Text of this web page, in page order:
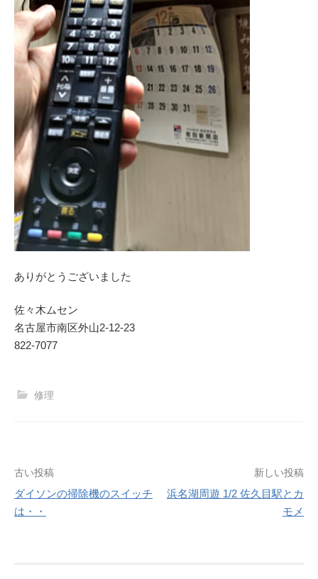
ありがとうございました
佐々木ムセン
名古屋市南区外山2‐12‐23
822-7077
修理
投
稿
古い投稿
ダイソンの掃除機のスイッチ
は・・
新しい投稿
浜名湖周遊 1/2 佐久目駅とカ
モメ